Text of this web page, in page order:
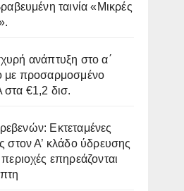
ταινία «Μικρές
ανάπτυξη στο α΄
με προσαρμοσμένο
στα €1,2 δισ.
Εκτεταμένες
στον Α’ κλάδο ύδρευσης
επηρεάζονται